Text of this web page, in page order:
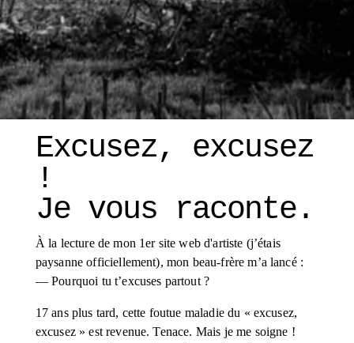
Excusez, excusez
!
À la lecture de mon 1er site web d'artiste (j’étais
paysanne officiellement), mon beau-frère m’a lancé :
— Pourquoi tu t’excuses partout ?
17 ans plus tard, cette foutue maladie du « excusez,
excusez » est revenue. Tenace. Mais je me soigne !